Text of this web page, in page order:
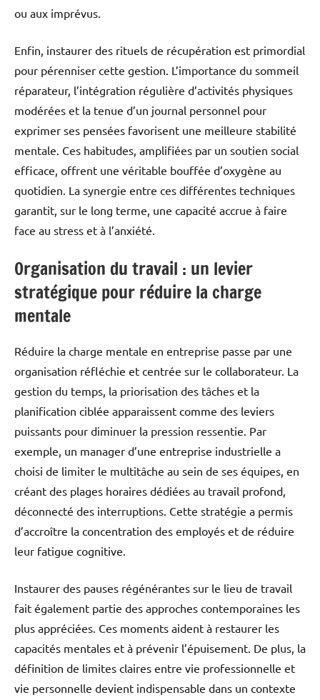
ou aux imprévus.
Enfin, instaurer des rituels de récupération est primordial
pour pérenniser cette gestion. L’importance du sommeil
réparateur, l’intégration régulière d’activités physiques
modérées et la tenue d’un journal personnel pour
exprimer ses pensées favorisent une meilleure stabilité
mentale. Ces habitudes, amplifiées par un soutien social
efficace, offrent une véritable bouffée d’oxygène au
quotidien. La synergie entre ces différentes techniques
garantit, sur le long terme, une capacité accrue à faire
face au stress et à l’anxiété.
Organisation du travail : un levier
stratégique pour réduire la charge
mentale
Réduire la charge mentale en entreprise passe par une
organisation réfléchie et centrée sur le collaborateur. La
gestion du temps, la priorisation des tâches et la
planification ciblée apparaissent comme des leviers
puissants pour diminuer la pression ressentie. Par
exemple, un manager d’une entreprise industrielle a
choisi de limiter le multitâche au sein de ses équipes, en
créant des plages horaires dédiées au travail profond,
déconnecté des interruptions. Cette stratégie a permis
d’accroître la concentration des employés et de réduire
leur fatigue cognitive.
Instaurer des pauses régénérantes sur le lieu de travail
fait également partie des approches contemporaines les
plus appréciées. Ces moments aident à restaurer les
capacités mentales et à prévenir l’épuisement. De plus, la
définition de limites claires entre vie professionnelle et
vie personnelle devient indispensable dans un contexte